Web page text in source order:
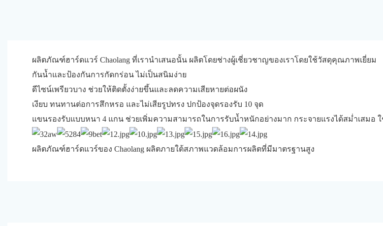
ผลิตภัณฑ์ฮาร์ดแวร์ Chaolang ที่เรานำเสนอนั้น ผลิตโดยช่างผู้เชี่ยวชาญของเราโดยใช้วัสดุคุณภาพเยี่ยม
กันน้ำและป้องกันการกัดกร่อน ไม่เป็นสนิมง่าย
ดีไซน์เพรียวบาง ช่วยให้ติดตั้งง่ายขึ้นและลดความเสียหายต่อผนัง
เงียบ ทนทานต่อการสึกหรอ และไม่เสียรูปทรง ปกป้องจุดรองรับ 10 จุด
แขนรองรับแบบหนา 4 แกน ช่วยเพิ่มความสามารถในการรับน้ำหนักอย่างมาก กระจายแรงได้สม่ำเสมอ
ผลิตภัณฑ์ฮาร์ดแวร์ของ Chaolang ผลิตภายใต้สภาพแวดล้อมการผลิตที่มีมาตรฐานสูง